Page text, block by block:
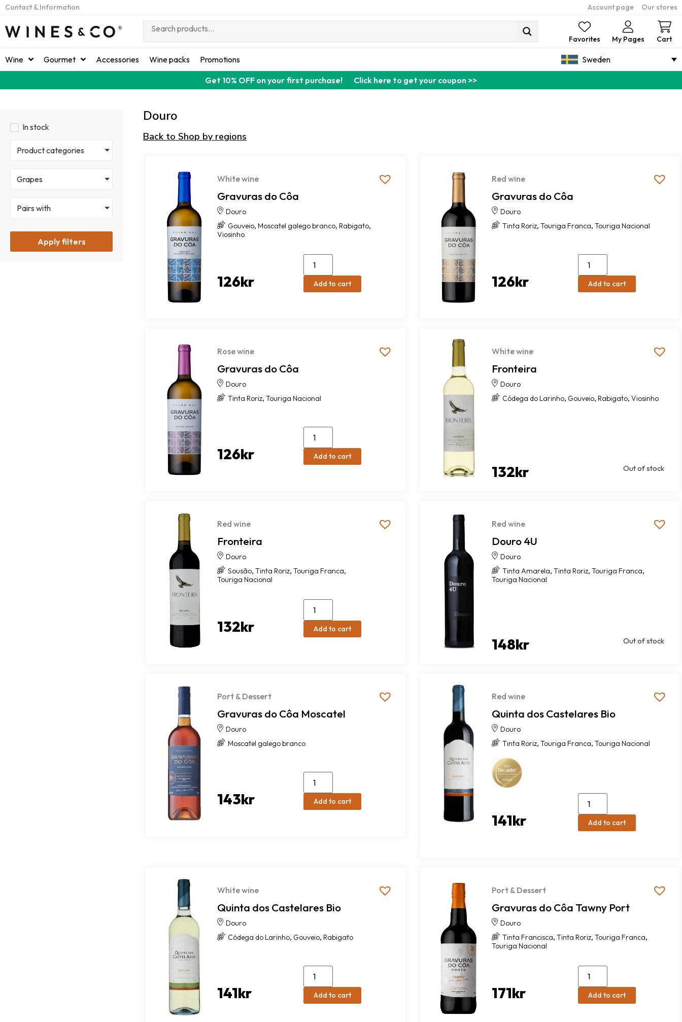
Contact & Information Account page Our stores
Favorites My Pages Cart
Wine Gourmet Accessories Wine packs Promotions Sweden
Get 10% OFF on your first purchase! Click here to get your coupon >>
In stock
Product categories
Grapes
Pairs with
Apply filters
Douro
Back to Shop by regions
White wine
Gravuras do Côa
Douro
Gouveio, Moscatel galego branco, Rabigato,
Viosinho
126kr Add to cart
Red wine
Gravuras do Côa
Douro
Tinta Roriz, Touriga Franca, Touriga Nacional
126kr Add to cart
Rose wine
Gravuras do Côa
Douro
Tinta Roriz, Touriga Nacional
126kr Add to cart
White wine
Fronteira
Douro
Códega do Larinho, Gouveio, Rabigato, Viosinho
132kr Out of stock
Red wine
Fronteira
Douro
Sousão, Tinta Roriz, Touriga Franca,
Touriga Nacional
132kr Add to cart
Red wine
Douro 4U
Douro
Tinta Amarela, Tinta Roriz, Touriga Franca,
Touriga Nacional
148kr Out of stock
Port & Dessert
Gravuras do Côa Moscatel
Douro
Moscatel galego branco
143kr Add to cart
Red wine
Quinta dos Castelares Bio
Douro
Tinta Roriz, Touriga Franca, Touriga Nacional
141kr Add to cart
White wine
Quinta dos Castelares Bio
Douro
Códega do Larinho, Gouveio, Rabigato
141kr Add to cart
Port & Dessert
Gravuras do Côa Tawny Port
Douro
Tinta Francisca, Tinta Roriz, Touriga Franca,
Touriga Nacional
171kr Add to cart